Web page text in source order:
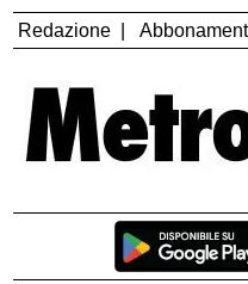
Redazione